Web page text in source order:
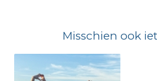
Misschien ook